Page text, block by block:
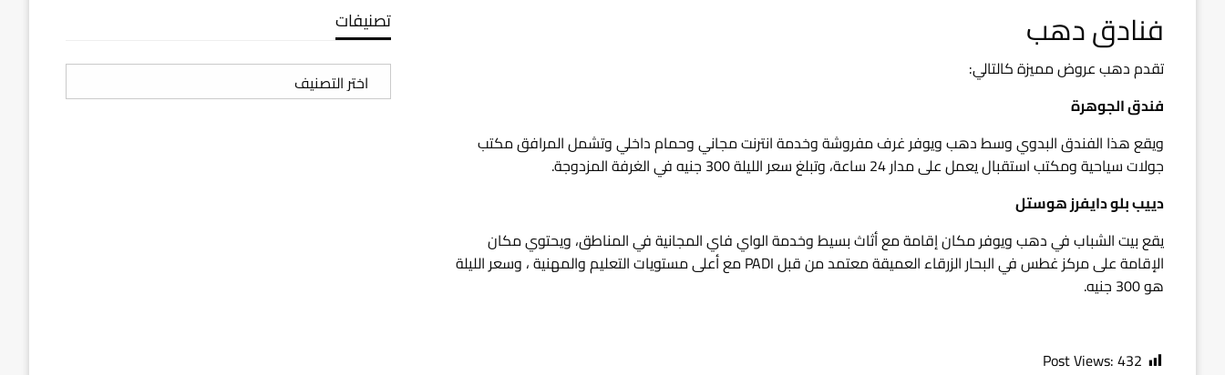
فنادق دهب
تقدم دهب عروض مميزة كالتالي:
فندق الجوهرة
ويقع هذا الفندق البدوي وسط دهب ويوفر غرف مفروشة وخدمة انترنت مجاني وحمام داخلي وتشمل المرافق مكتب
جولات سياحية ومكتب استقبال يعمل على مدار 24 ساعة، وتبلغ سعر الليلة 300 جنيه في الغرفة المزدوجة.
دييب بلو دايفرز هوستل
يقع بيت الشباب في دهب ويوفر مكان إقامة مع أثاث بسيط وخدمة الواي فاي المجانية في المناطق، ويحتوي مكان
الإقامة على مركز غطس في البحار الزرقاء العميقة معتمد من قبل PADI مع أعلى مستويات التعليم والمهنية ، وسعر الليلة
هو 300 جنيه.
Post Views:432
تصنيفات
تصنيفات